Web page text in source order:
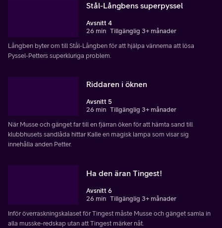
Stål-Långbens superpyssel
Avsnitt 4
26 min Tillgänglig 3+ månader
Långben byter om till Stål-Långben för att hjälpa vännerna att lösa
Pyssel-Petters superkluriga problem.
Riddaren i öknen
Avsnitt 5
26 min Tillgänglig 3+ månader
När Musse och gänget far till en fjärran öken för att hämta sand till
klubbhusets sandlåda hittar Kalle en magisk lampa som visar sig
innehålla anden Petter.
Ha den äran Tingest!
Avsnitt 6
26 min Tillgänglig 3+ månader
Inför överraskningskalaset för Tingest måste Musse och gänget samla in
alla musske-redskap utan att Tingest märker nåt.